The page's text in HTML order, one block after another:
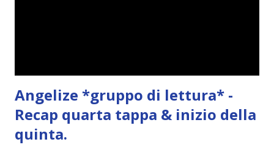
Angelize *gruppo di lettura* -
Recap quarta tappa & inizio della
quinta.